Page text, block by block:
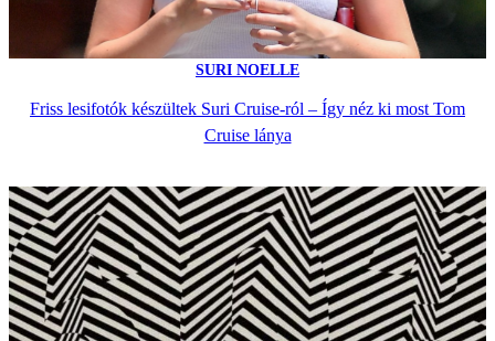
SURI NOELLE
Friss lesifotók készültek Suri Cruise-ról – Így néz ki most Tom
Cruise lánya